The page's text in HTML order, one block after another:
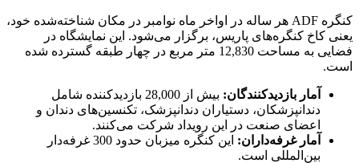
کنگره ADF هر ساله در اواخر ماه نوامبر در مکان شناخته‌شده خود،
کنگره‌های پاریس، برگزار می‌شود. این نمایشگاه در
فضایی به مساحت 12,830 متر مربع در چهار طبقه گسترده شده
بازدیدکنندگان:
بیش از 28,000 بازدیدکننده شامل
دستیاران دندانپزشک، تکنسین‌های دندان و
صنعت در این رویداد شرکت می‌کنند.
غرفه‌داران:
این کنگره میزبان حدود 300 غرفه‌دار
است.